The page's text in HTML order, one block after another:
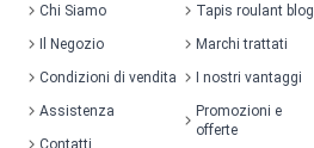
Chi Siamo
Il Negozio
Condizioni di vendita
Assistenza
Contatti
Tapis roulant blog
Marchi trattati
I nostri vantaggi
Promozioni e
offerte